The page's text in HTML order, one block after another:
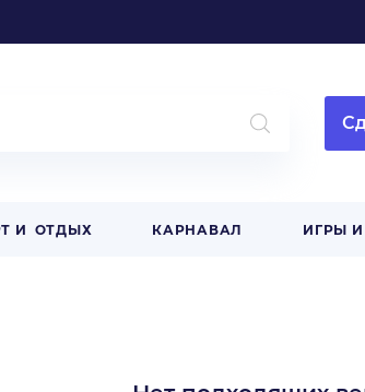
И ОТДЫХ КАРНАВАЛ ИГРЫ